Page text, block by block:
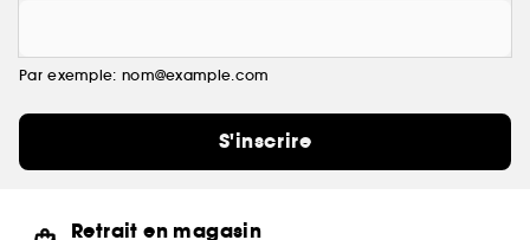
Par exemple: nom@example.com
S'inscrire
Retrait en magasin